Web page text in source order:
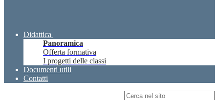
Didattica
Panoramica
Offerta formativa
I progetti delle classi
Documenti utili
Contatti